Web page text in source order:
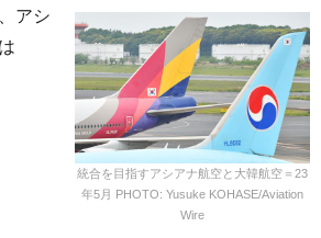
統合を目指すアシアナ航空と大韓航空＝23
年5月 PHOTO: Yusuke KOHASE/Aviation
Wire
アシ